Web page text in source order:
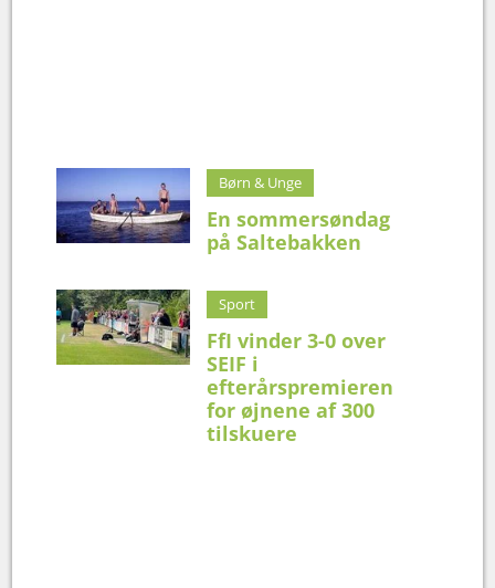
Børn & Unge
En sommersøndag
på Saltebakken
Sport
FfI vinder 3-0 over
SEIF i
efterårspremieren
for øjnene af 300
tilskuere